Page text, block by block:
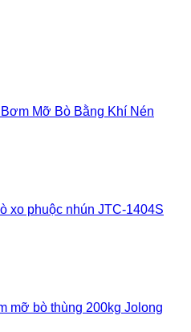
Mỡ Bò Bằng Khí Nén
xo phuộc nhún JTC-1404S
mỡ bò thùng 200kg Jolong